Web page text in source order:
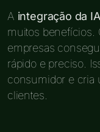
A integração da IA
muitos benefícios.
empresas
rápido e preciso.
consumidor e cria
clientes.